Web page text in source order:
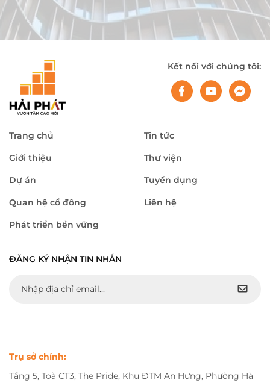
Kết nối với chúng tôi:
Trang chủ
Giới thiệu
Dự án
Quan hệ cổ đông
Phát triển bền vững
Tin tức
Thư viện
Tuyển dụng
Liên hệ
ĐĂNG KÝ NHẬN TIN NHẮN
Trụ sở chính:
Tầng 5, Toà CT3, The Pride, Khu ĐTM An Hưng, Phường Hà